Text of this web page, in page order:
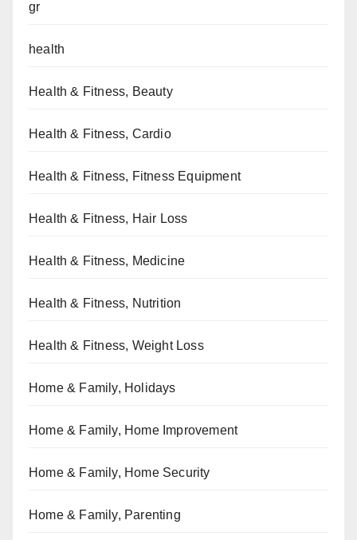
gr
health
Health & Fitness, Beauty
Health & Fitness, Cardio
Health & Fitness, Fitness Equipment
Health & Fitness, Hair Loss
Health & Fitness, Medicine
Health & Fitness, Nutrition
Health & Fitness, Weight Loss
Home & Family, Holidays
Home & Family, Home Improvement
Home & Family, Home Security
Home & Family, Parenting